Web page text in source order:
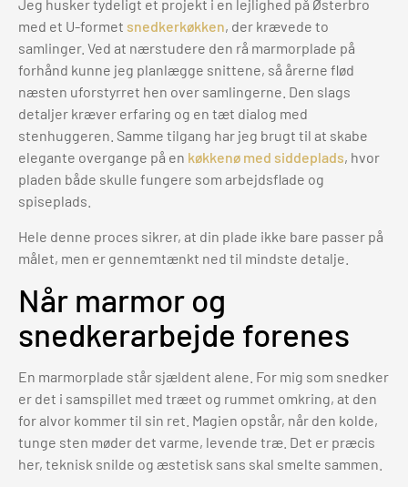
Jeg husker tydeligt et projekt i en lejlighed på Østerbro
med et U-formet snedkerkøkken, der krævede to
samlinger. Ved at nærstudere den rå marmorplade på
forhånd kunne jeg planlægge snittene, så årerne flød
næsten uforstyrret hen over samlingerne. Den slags
detaljer kræver erfaring og en tæt dialog med
stenhuggeren. Samme tilgang har jeg brugt til at skabe
elegante overgange på en køkkenø med siddeplads, hvor
pladen både skulle fungere som arbejdsflade og
spiseplads.
Hele denne proces sikrer, at din plade ikke bare passer på
målet, men er gennemtænkt ned til mindste detalje.
Når marmor og
snedkerarbejde forenes
En marmorplade står sjældent alene. For mig som snedker
er det i samspillet med træet og rummet omkring, at den
for alvor kommer til sin ret. Magien opstår, når den kolde,
tunge sten møder det varme, levende træ. Det er præcis
her, teknisk snilde og æstetisk sans skal smelte sammen.